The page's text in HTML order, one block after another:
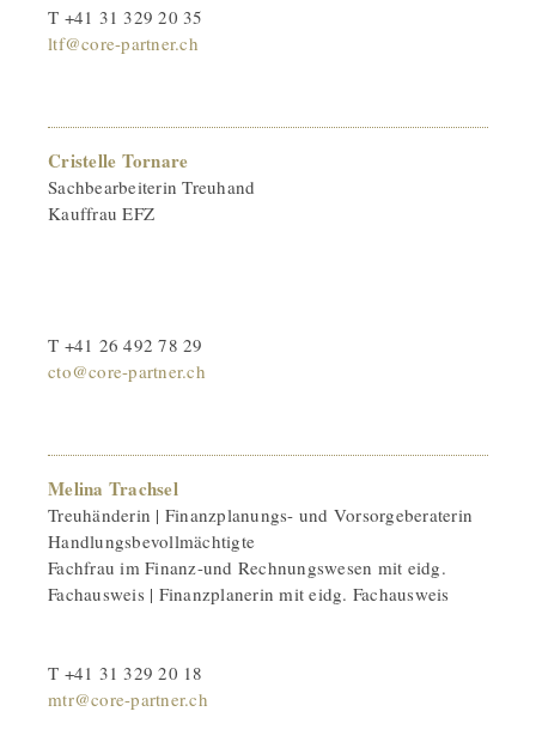
T +41 31 329 20 35
ltf@core-partner.ch
Cristelle Tornare
Sachbearbeiterin Treuhand
Kauffrau EFZ
T +41 26 492 78 29
cto@core-partner.ch
Melina Trachsel
Treuhänderin | Finanzplanungs- und Vorsorgeberaterin
Handlungsbevollmächtigte
Fachfrau im Finanz-und Rechnungswesen mit eidg.
Fachausweis | Finanzplanerin mit eidg. Fachausweis
T +41 31 329 20 18
mtr@core-partner.ch